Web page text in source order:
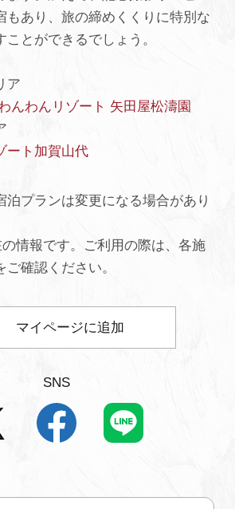
もあり、旅の締めくくりに特別な
とができるでしょう。
ア
んわんリゾート 矢田屋松濤園
ート加賀山代
プランは変更になる場合があり
情報です。ご利用の際は、各施
確認ください。
マイページに追加
SNS